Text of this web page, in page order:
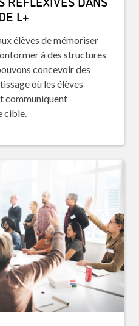
L+
élèves de mémoriser
à des structures
concevoir des
où les élèves
communiquent
cible.